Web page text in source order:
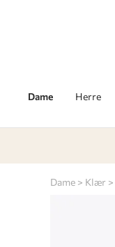
Dame Herre
Dame Klær